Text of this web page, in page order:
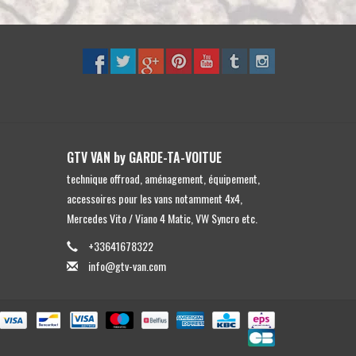
GTV VAN by GARDE-TA-VOITUE
technique offroad, aménagement, équipement,
accessoires pour les vans notamment 4x4,
Mercedes Vito / Viano 4 Matic, VW Syncro etc.
+33641678322
info@gtv-van.com